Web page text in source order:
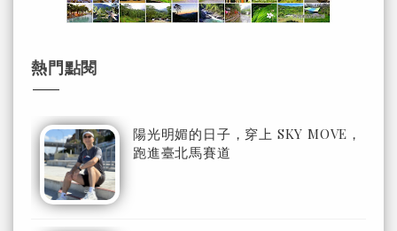
熱門點閱
陽光明媚的日子，穿上 SKY MOVE，
跑進臺北馬賽道